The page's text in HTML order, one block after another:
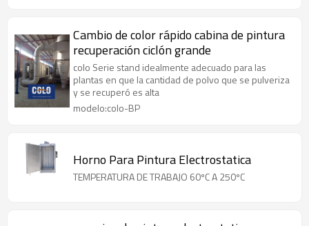
Cambio de color rápido cabina de pintura
recuperación ciclón grande
colo Serie stand idealmente adecuado para las
plantas en que la cantidad de polvo que se pulveriza
y se recuperó es alta
modelo:colo-BP
Horno Para Pintura Electrostatica
TEMPERATURA DE TRABAJO 60ºC A 250ºC